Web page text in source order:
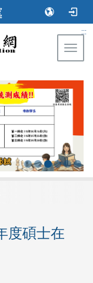
:::
度碩士在